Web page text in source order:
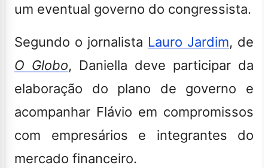
um eventual governo do congressista.
Segundo o jornalista Lauro Jardim, de
O Globo, Daniella deve participar da
elaboração do plano de governo e
acompanhar Flávio em compromissos
com empresários e integrantes do
mercado financeiro.